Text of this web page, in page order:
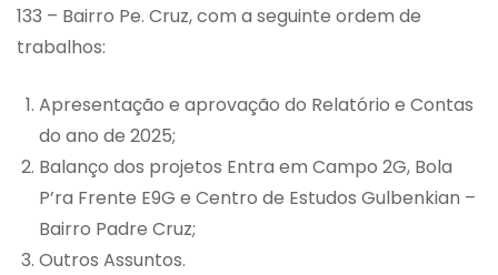
133 – Bairro Pe. Cruz, com a seguinte ordem de
trabalhos:
Apresentação e aprovação do Relatório e Contas
do ano de 2025;
Balanço dos projetos Entra em Campo 2G, Bola
P’ra Frente E9G e Centro de Estudos Gulbenkian –
Bairro Padre Cruz;
Outros Assuntos.